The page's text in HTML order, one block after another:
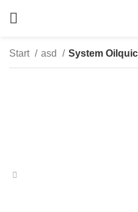
Start asd System